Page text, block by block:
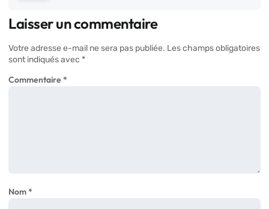
Laisser un commentaire
Votre adresse e-mail ne sera pas publiée. Les champs obligatoires
sont indiqués avec *
Commentaire*
Nom*